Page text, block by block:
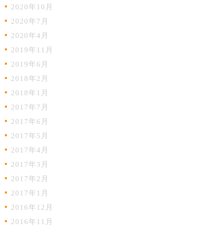
2020年10月
2020年7月
2020年4月
2019年11月
2019年6月
2018年2月
2018年1月
2017年7月
2017年6月
2017年5月
2017年4月
2017年3月
2017年2月
2017年1月
2016年12月
2016年11月